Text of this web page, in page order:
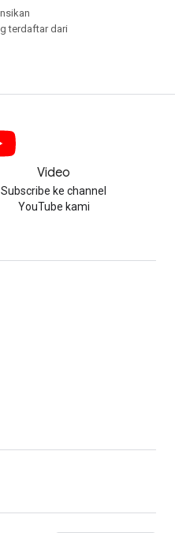
terdaftar dari
Video
Subscribe ke channel
YouTube kami